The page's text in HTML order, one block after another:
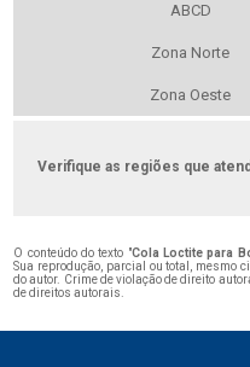
ABCD
Zona Norte
Zona Oeste
Verifique as regiões que
O conteúdo do texto "Cola Loctite para
Sua reprodução, parcial ou total, mesmo
do autor. Crime de violação de direito
de direitos autorais